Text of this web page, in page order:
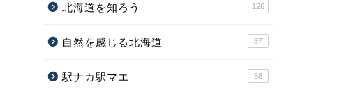
北海道を知ろう 126
自然を感じる北海道 37
駅ナカ駅マエ 58